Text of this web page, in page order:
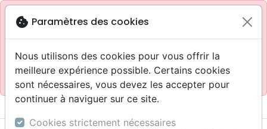
blockSite réservé aux professionnels
Accès pour les professionnels : Se connecter
Site pour le grand public : La Maison de la Bible
menu
cookie Paramètres des cookies
Nous utilisons des cookies pour vous offrir la
meilleure expérience possible. Certains cookies
sont nécessaires, vous devez les accepter pour
continuer à naviguer sur ce site.
Cookies strictement nécessaires